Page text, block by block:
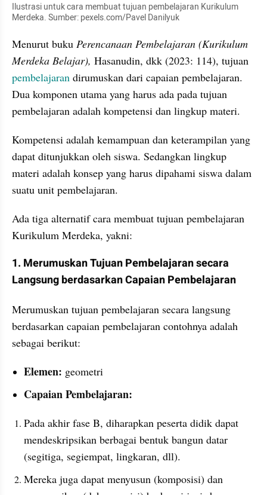
Ilustrasi untuk cara membuat tujuan pembelajaran Kurikulum
Merdeka. Sumber: pexels.com/Pavel Danilyuk
Menurut buku Perencanaan Pembelajaran (Kurikulum
Merdeka Belajar),
pembelajaran dirumuskan dari capaian pembelajaran.
Dua komponen utama yang harus ada pada tujuan
pembelajaran adalah kompetensi dan lingkup materi.
Kompetensi adalah kemampuan dan keterampilan yang
dapat ditunjukkan oleh siswa. Sedangkan lingkup
materi adalah konsep yang harus dipahami siswa dalam
suatu unit pembelajaran.
Ada tiga alternatif cara membuat tujuan pembelajaran
Kurikulum Merdeka, yakni:
1. Merumuskan Tujuan Pembelajaran secara
Langsung berdasarkan Capaian Pembelajaran
Merumuskan tujuan pembelajaran secara langsung
berdasarkan capaian pembelajaran contohnya adalah
sebagai berikut:
Elemen: geometri
Capaian Pembelajaran:
Pada akhir fase B, diharapkan peserta didik dapat
mendeskripsikan berbagai bentuk bangun datar
(segitiga, segiempat, lingkaran, dll).
Mereka juga dapat menyusun (komposisi) dan